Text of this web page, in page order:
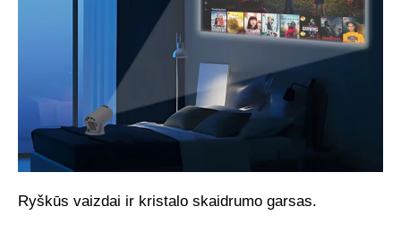
Ryškūs vaizdai ir kristalo skaidrumo garsas.